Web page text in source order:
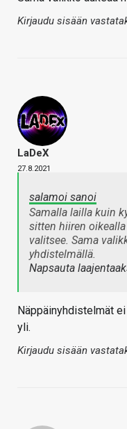
Kirjaudu sisään
LaDeX
27.8.2021
salamoi sanoi
Samalla lailla kuin
sitten hiiren
valitsee. Sama
yhdistelmällä.
Napsauta
Näppäinyhdistelmät
yli.
Kirjaudu sisään